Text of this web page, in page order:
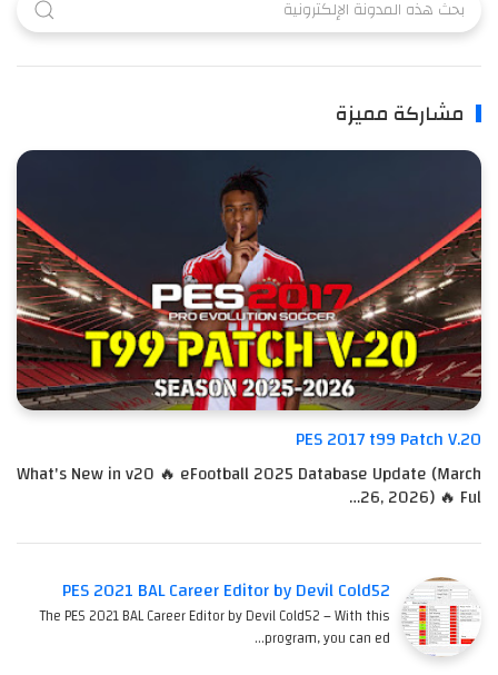
مشاركة مميزة
PES 2017 t99 Patch V.20
What's New in v20 🔥 eFootball 2025 Database Update (March
26, 2026) 🔥 Ful…
PES 2021 BAL Career Editor by Devil Cold52
The PES 2021 BAL Career Editor by Devil Cold52 – With this
program, you can ed…